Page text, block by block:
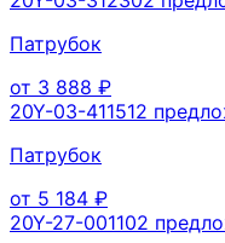
Патрубок
от 3 888 ₽
20Y-03-411512
Патрубок
от 5 184 ₽
20Y-27-001102